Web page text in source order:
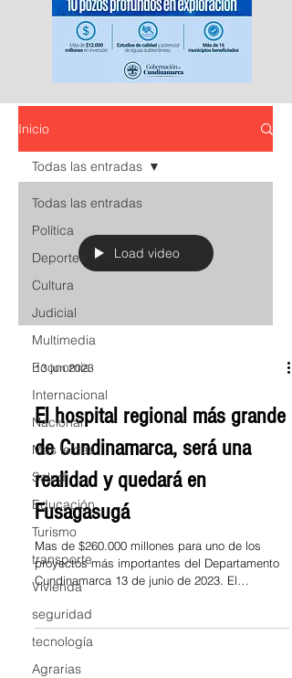
Inicio
Todas las entradas
Política
Deportes
Cultura
Judicial
Multimedia
Economia
Internacional
Nacional
Más leídas
Salud
Educación
Turismo
transporte
Vivienda
seguridad
tecnología
Agrarias
Todas las entradas
Load video
13 jun 2023
El hospital regional más grande
de Cundinamarca, será una
realidad y quedará en
Fusagasugá
Mas de $260.000 millones para uno de los
proyectos más importantes del Departamento
Cundinamarca 13 de junio de 2023. El